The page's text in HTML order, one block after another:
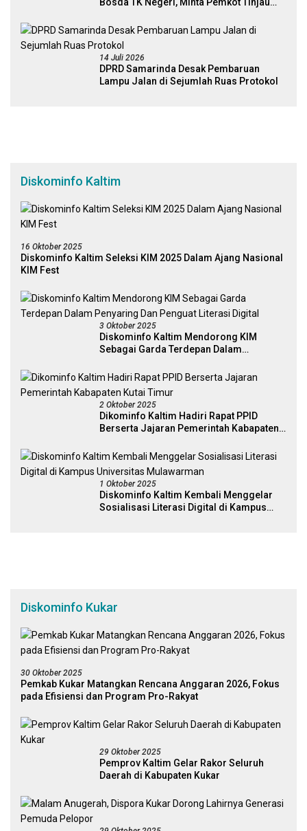
14 Juli 2026
DPRD Samarinda Desak Pembaruan
Lampu Jalan di Sejumlah Ruas Protokol
Diskominfo Kaltim
16 Oktober 2025
Diskominfo Kaltim Seleksi KIM 2025 Dalam Ajang Nasional
KIM Fest
3 Oktober 2025
Diskominfo Kaltim Mendorong KIM
Sebagai Garda Terdepan Dalam
2 Oktober 2025
Dikominfo Kaltim Hadiri Rapat PPID
Berserta Jajaran Pemerintah Kabapaten
1 Oktober 2025
Diskominfo Kaltim Kembali Menggelar
Sosialisasi Literasi Digital di Kampus
Diskominfo Kukar
30 Oktober 2025
Pemkab Kukar Matangkan Rencana Anggaran 2026, Fokus
pada Efisiensi dan Program Pro-Rakyat
29 Oktober 2025
Pemprov Kaltim Gelar Rakor Seluruh
Daerah di Kabupaten Kukar